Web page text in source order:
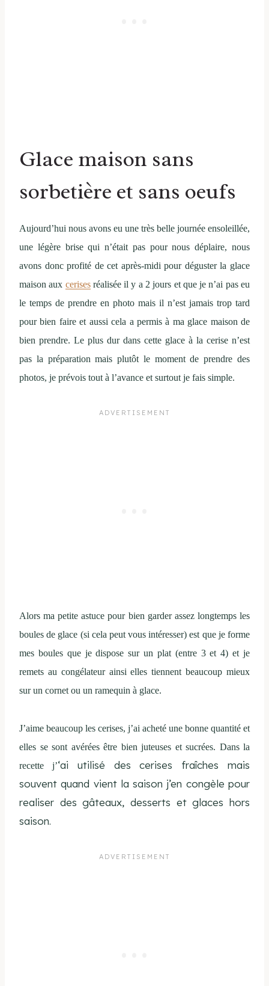
Glace maison sans
sorbetière et sans oeufs
Aujourd’hui nous avons eu une très belle journée ensoleillée,
une légère brise qui n’était pas pour nous déplaire, nous
avons donc profité de cet après-midi pour déguster la glace
maison aux cerisesréalisée il y a 2 jours et que je n’ai pas eu
le temps de prendre en photo mais il n’est jamais trop tard
pour bien faire et aussi cela a permis à ma glace maison de
bien prendre. Le plus dur dans cette glace à la cerise n’est
pas la préparation mais plutôt le moment de prendre des
photos, je prévois tout à l’avance et surtout je fais simple.
Alors ma petite astuce pour bien garder assez longtemps les
boules de glace (si cela peut vous intéresser) est que je forme
mes boules que je dispose sur un plat (entre 3 et 4) et je
remets au congélateur ainsi elles tiennent beaucoup mieux
sur un cornet ou un ramequin à glace.
J’aime beaucoup les cerises, j’ai acheté une bonne quantité et
elles se sont avérées être bien juteuses et sucrées. Dans la
recette j’‘ai utilisé des cerises fraîches mais
souvent quand vient la saison j’en congèle pour
realiser des gâteaux, desserts et glaces hors
saison.